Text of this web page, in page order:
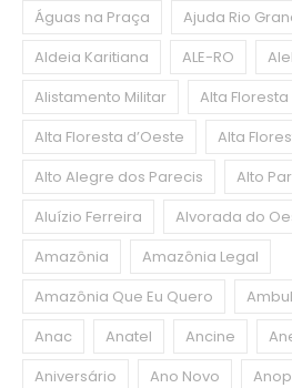
Águas na Praça
Ajuda Rio
Aldeia Karitiana
ALE-RO
Alistamento Militar
Alta
Alta Floresta d’Oeste
Alta
Alto Alegre dos Parecis
Alto
Aluízio Ferreira
Alvorada do
Amazônia
Amazônia Legal
Amazônia Que Eu Quero
Anac
Anatel Ancine
Aniversário
Ano Novo